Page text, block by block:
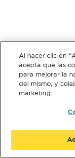
Al hacer clic en
acepta que las
para mejorar la
del mismo, y
marketing.